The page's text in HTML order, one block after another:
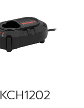
KCH1202